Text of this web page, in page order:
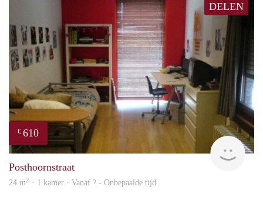
DELEN
€ 610
Posthoornstraat
24 m2 · 1 kamer · Vanaf ? - Onbepaalde tijd